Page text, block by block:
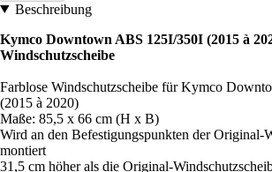
Beschreibung
Kymco Downtown ABS 125I/350I (2015 à
Windschutzscheibe
Farblose Windschutzscheibe für Kymco
(2015 à 2020)
Maße: 85,5 x 66 cm (H x B)
Wird an den Befestigungspunkten der Original-
montiert
31,5 cm höher als die Original-